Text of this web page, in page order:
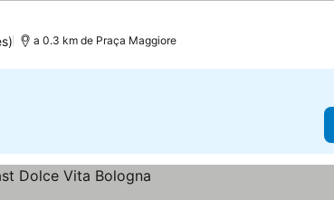
a 0.3 km de Praça Maggiore